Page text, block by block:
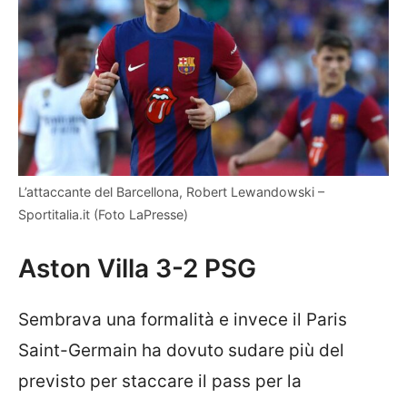
L’attaccante del Barcellona, Robert Lewandowski –
Sportitalia.it (Foto LaPresse)
Aston Villa 3-2 PSG
Sembrava una formalità e invece il Paris
Saint-Germain ha dovuto sudare più del
previsto per staccare il pass per la